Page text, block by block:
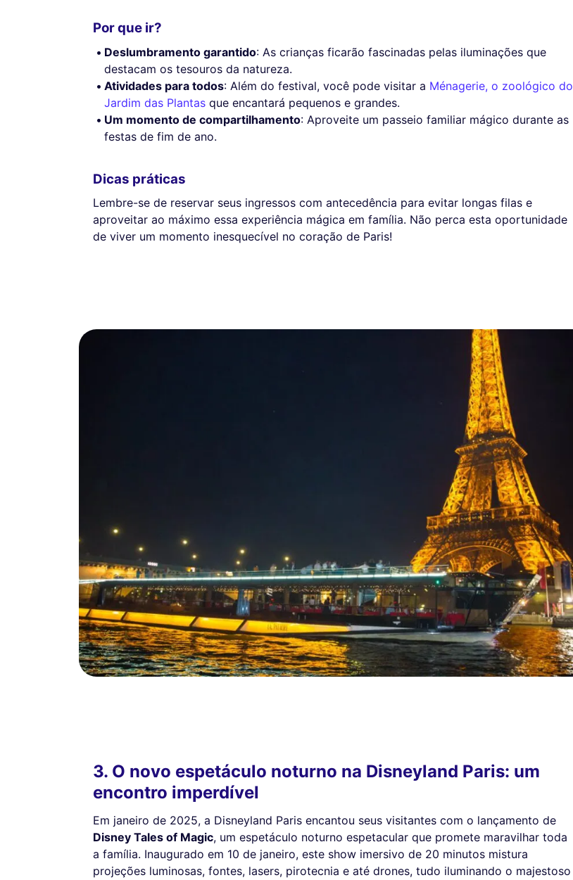
Por que ir?
Deslumbramento garantido: As crianças ficarão fascinadas pelas iluminações que
destacam os tesouros da natureza.
Atividades para todos: Além do festival, você pode visitar a Ménagerie, o zoológico do
Jardim das Plantas que encantará pequenos e grandes.
Um momento de compartilhamento: Aproveite um passeio familiar mágico durante as
festas de fim de ano.
Dicas práticas
Lembre-se de reservar seus ingressos com antecedência para evitar longas filas e
aproveitar ao máximo essa experiência mágica em família. Não perca esta oportunidade
de viver um momento inesquecível no coração de Paris!
3. O novo espetáculo noturno na Disneyland Paris: um
encontro imperdível
Em janeiro de 2025, a Disneyland Paris encantou seus visitantes com o lançamento de
Disney Tales of Magic, um espetáculo noturno espetacular que promete maravilhar toda
a família. Inaugurado em 10 de janeiro, este show imersivo de 20 minutos mistura
projeções luminosas, fontes, lasers, pirotecnia e até drones, tudo iluminando o majestoso